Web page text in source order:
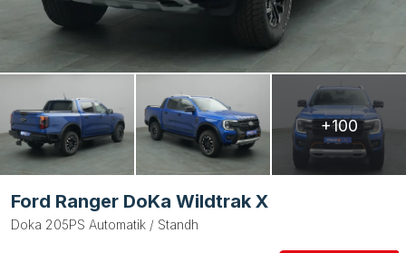
+100
Ford Ranger DoKa Wildtrak X
Doka 205PS Automatik / Standh